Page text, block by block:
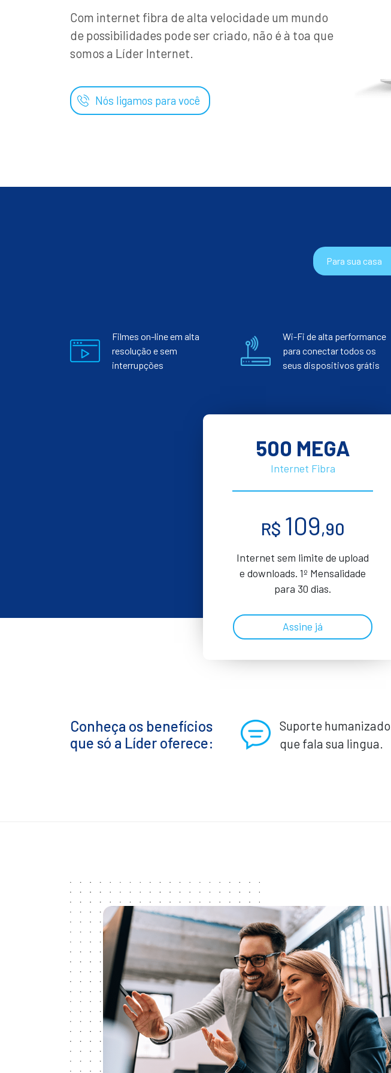
Com internet fibra de alta velocidade um mundo
de possibilidades pode ser criado, não é à toa que
somos a Líder Internet.
Nós ligamos para você
Para sua casa
Filmes on-line em alta
resolução e sem
interrupções
Wi-Fi de alta performance
para conectar todos os
seus dispositivos grátis
500 MEGA
Internet Fibra
R$ 109,90
Internet sem limite de upload
e downloads. 1º Mensalidade
para 30 dias.
Assine já
Conheça os benefícios
que só a Líder oferece:
Suporte humanizado
que fala sua lingua.